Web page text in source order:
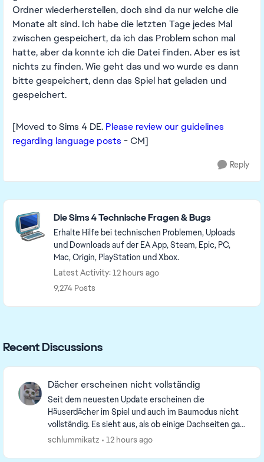
Ordner wiederherstellen, doch sind da nur welche die
Monate alt sind. Ich habe die letzten Tage jedes Mal
zwischen gespeichert, da ich das Problem schon mal
hatte, aber da konnte ich die Datei finden. Aber es ist
nichts zu finden. Wie geht das und wo wurde es dann
bitte gespeichert, denn das Spiel hat geladen und
gespeichert.
[Moved to Sims 4 DE. Please review our guidelines
regarding language posts - CM]
Reply
Featured Places
Die Sims 4 Technische Fragen & Bugs
Erhalte Hilfe bei technischen Problemen, Uploads
und Downloads auf der EA App, Steam, Epic, PC,
Mac, Origin, PlayStation und Xbox.
Latest Activity: 12 hours ago
9,274 Posts
Recent Discussions
Dächer erscheinen nicht vollständig
Seit dem neuesten Update erscheinen die
Häuserdächer im Spiel und auch im Baumodus nicht
vollständig. Es sieht aus, als ob einige Dachseiten gar
nicht vorhanden sind. Gerade beim Bauen ist das
schlummikatz 12 hours ago